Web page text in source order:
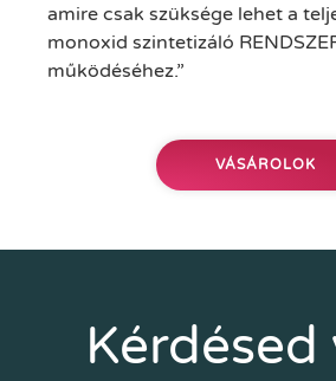
amire csak szüksége lehet a
monoxid szintetizáló
működéséhez.”
VÁSÁROLOK
Kérdésed